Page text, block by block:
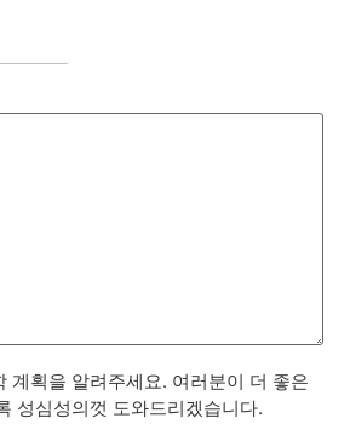
계획을 알려주세요. 여러분이 더 좋은
성심성의껏 도와드리겠습니다.